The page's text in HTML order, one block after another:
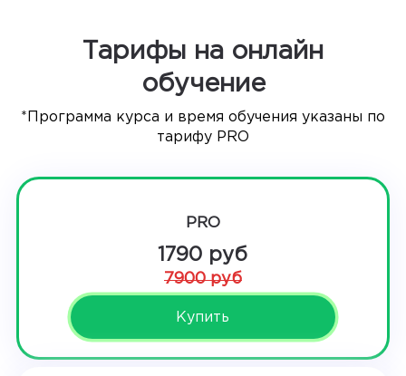
Тарифы на онлайн
обучение
*Программа курса и время обучения указаны по
тарифу PRO
PRO
1790 руб
7900 руб
Купить